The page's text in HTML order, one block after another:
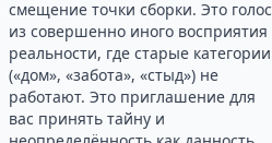
смещение точки сборки. Это голос
из совершенно иного восприятия
реальности, где старые категории
(«дом», «забота», «стыд») не
работают. Это приглашение для
вас принять тайну и